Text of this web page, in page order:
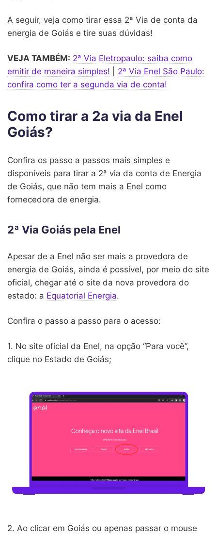
A seguir, veja como tirar essa 2ª Via de conta da
energia de Goiás e tire suas dúvidas!
VEJA TAMBÉM: 2ª Via Eletropaulo: saiba como
emitir de maneira simples!
2ª Via Enel São Paulo:
confira como ter a segunda via de conta!
Como tirar a 2a via da Enel
Goiás?
Confira os passo a passos mais simples e
disponíveis para tirar a 2ª via da conta de Energia
de Goiás, que não tem mais a Enel como
fornecedora de energia.
2ª Via Goiás pela Enel
Apesar de a Enel não ser mais a provedora de
energia de Goiás, ainda é possível, por meio do site
oficial, chegar até o site da nova provedora do
estado: a Equatorial Energia.
Confira o passo a passo para o acesso:
1. No site oficial da Enel, na opção “Para você”,
clique no Estado de Goiás;
2. Ao clicar em Goiás ou apenas passar o mouse